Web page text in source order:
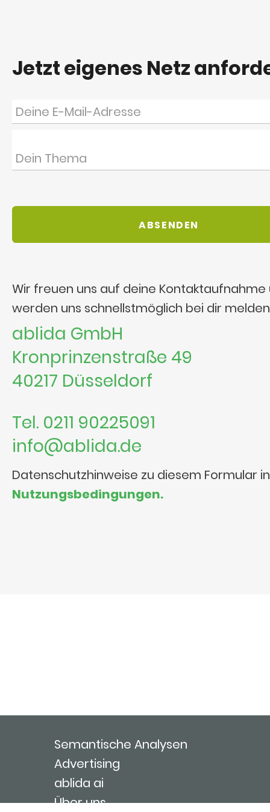
Jetzt eigenes Netz
Wir freuen uns auf deine Kontaktaufnahme
werden uns schnellstmöglich bei dir
ablida GmbH
Kronprinzenstraße 49
40217 Düsseldorf
Tel. 0211 90225091
info@ablida.de
Datenschutzhinweise zu diesem Formular
Nutzungsbedingungen.
Semantische Analysen
Advertising
ablida ai
Über uns